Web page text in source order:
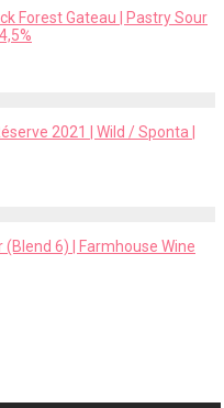
Forest Gateau | Pastry Sour
2021 | Wild / Sponta |
6) | Farmhouse Wine